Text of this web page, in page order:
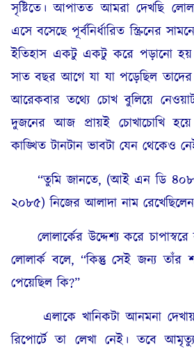
সৃষ্টিতে। আপাতত আমরা দেখছি
এসে বসেছে পূর্বনির্ধারিত স্ক্রিনের
ইতিহাস একটু একটু করে পড়ানো হয়।
সাত বছর আগে যা যা পড়েছিল তাদের
আরেকবার তথ্যে চোখ বুলিয়ে
দুজনের আজ প্রায়ই চোখাচোখি হয়ে
কাঙ্খিত টানটান ভাবটা যেন থেকেও
“তুমি জানতে, (আই এন ডি
২০৮৫)নিজের আলাদা নাম
লোলার্কের উদ্দেশ্য করে
লোলার্ক বলে, “কিন্তু সেই জন্য তাঁর
পেয়েছিল কি?”
এলাকে খানিকটা আনমনা
রিপোর্টে তা লেখা নেই। তবে আমৃত্যু